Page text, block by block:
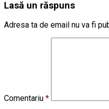
Lasă un răspuns
Adresa ta de email nu va fi
Comentariu *